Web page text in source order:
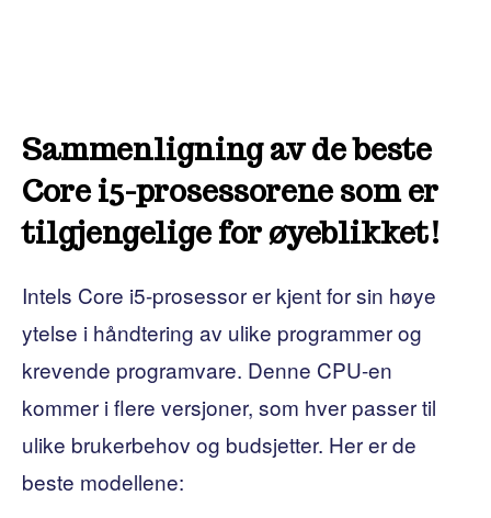
Sammenligning av de beste
Core i5-prosessorene som er
tilgjengelige for øyeblikket!
Intels Core i5-prosessor er kjent for sin høye
ytelse i håndtering av ulike programmer og
krevende programvare. Denne CPU-en
kommer i flere versjoner, som hver passer til
ulike brukerbehov og budsjetter. Her er de
beste modellene: